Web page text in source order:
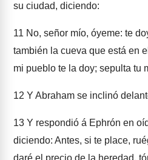
su ciudad, diciendo:
11 No, señor mío, óyeme: te
también la cueva que está en
mi pueblo te la doy; sepulta tu
12 Y Abraham se inclinó
13 Y respondió á Ephrón en
diciendo: Antes, si te place,
daré el precio de la heredad,